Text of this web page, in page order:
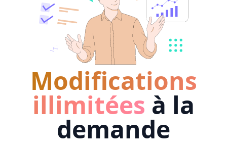
Modifications
illimitées à la
demande